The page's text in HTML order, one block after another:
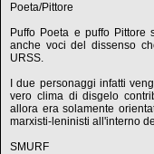
Poeta/Pittore
Puffo Poeta e puffo
anche voci del dissenso
URSS.
I due personaggi infatti
vero clima di disgelo
allora era solamente
marxisti-leninisti all'interno
SMURF